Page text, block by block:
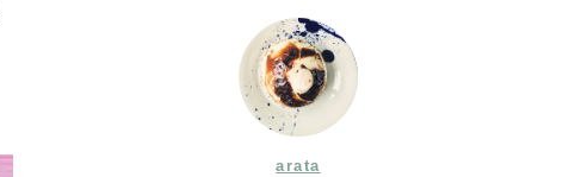
arata